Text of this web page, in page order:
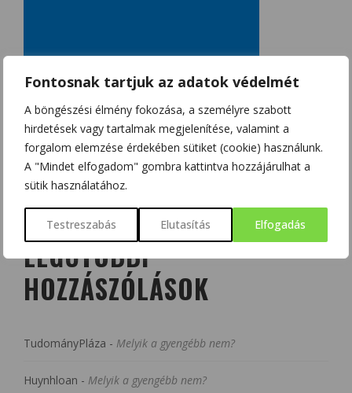
Fontosnak tartjuk az adatok védelmét
A böngészési élmény fokozása, a személyre szabott
hirdetések vagy tartalmak megjelenítése, valamint a
forgalom elemzése érdekében sütiket (cookie) használunk.
A "Mindet elfogadom" gombra kattintva hozzájárulhat a
sütik használatához.
Testreszabás Elutasítás Elfogadás
LEGUTÓBBI
HOZZÁSZÓLÁSOK
TudományPláza - Melyik a gyengébb nem?
Huynhloan - Melyik a gyengébb nem?